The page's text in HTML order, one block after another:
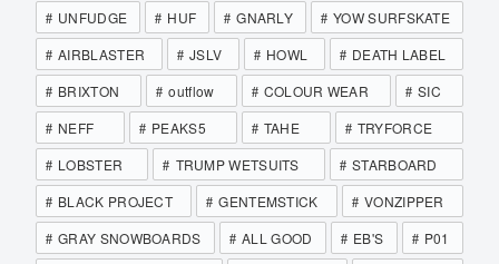
UNFUDGE
HUF GNARLY
YOW SURFSKATE
AIRBLASTER
JSLV HOWL
DEATH LABEL
BRIXTON
outflow COLOUR WEAR
SIC
NEFF
PEAKS5 TAHE
TRYFORCE
LOBSTER
TRUMP WETSUITS
STARBOARD
BLACK PROJECT
GENTEMSTICK
VONZIPPER
GRAY SNOWBOARDS
ALL GOOD EB'S
P01